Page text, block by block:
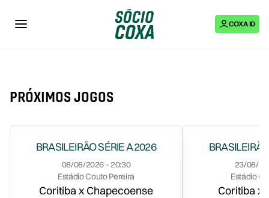
COXA ID
Ingressos
Censo Coxa
CONTEÚDO
PRÓXIMOS JOGOS
BRASILEIRÃO SÉRIE A 2026
08/08/2026 - 20:30
Estádio Couto Pereira
Coritiba x Chapecoense
23/08/
Estádio
Coritiba x